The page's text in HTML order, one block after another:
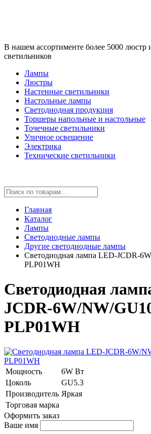
В нашем ассортименте более 5000 люстр
светильников
Лампы
Люстры
Настенные светильники
Настольные лампы
Светодиодная продукция
Торшеры напольные и настольные
Точечные светильники
Уличное освещение
Электрика
Технические светильники
Главная
Каталог
Лампы
Светодиодные лампы
Другие светодиодные лампы
Светодиодная лампа LED-JCDR-
PLP01WH
Светодиодная
JCDR-6W/NW/
PLP01WH
Мощность
6W Вт
Цоколь
GU5.3
Производитель Яркая
Торговая марка
Оформить заказ
Ваше имя